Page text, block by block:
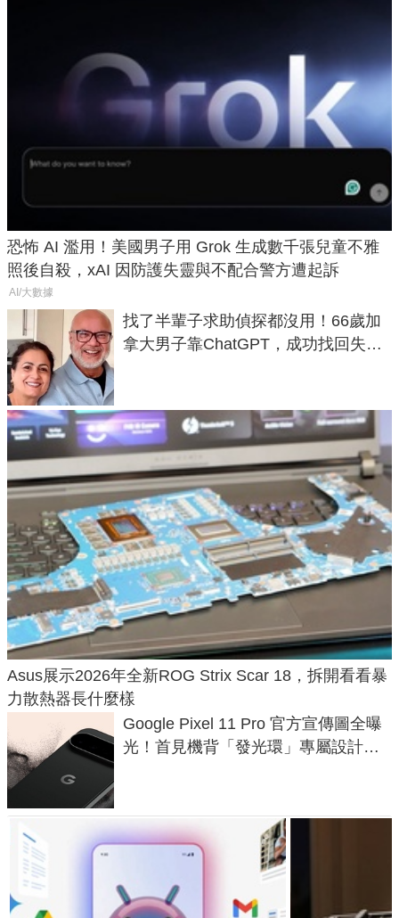
恐怖 AI 濫用！美國男子用 Grok 生成數千張兒童不雅
照後自殺，xAI 因防護失靈與不配合警方遭起訴
AI/大數據
找了半輩子求助偵探都沒用！66歲加
拿大男子靠ChatGPT，成功找回失散
Asus展示2026年全新ROG Strix Scar 18，拆開看看暴
力散熱器長什麼樣
Google Pixel 11 Pro 官方宣傳圖全曝
光！首見機背「發光環」專屬設計、